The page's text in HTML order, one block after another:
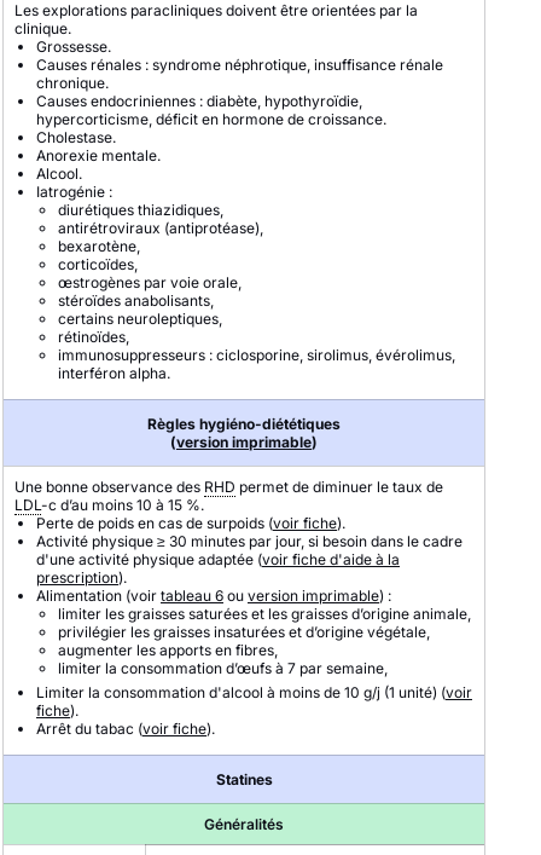
Les explorations paracliniques doivent être orientées par la
clinique.
Grossesse.
Causes rénales : syndrome néphrotique, insuffisance rénale
chronique.
Causes endocriniennes : diabète, hypothyroïdie,
hypercorticisme, déficit en hormone de croissance.
Cholestase.
Anorexie mentale.
Alcool.
Iatrogénie :
diurétiques thiazidiques,
antirétroviraux (antiprotéase),
bexarotène,
corticoïdes,
œstrogènes par voie orale,
stéroïdes anabolisants,
certains neuroleptiques,
rétinoïdes,
immunosuppresseurs : ciclosporine, sirolimus, évérolimus,
interféron alpha.
Règles hygiéno-diététiques
(version imprimable)
Une bonne observance des RHD permet de diminuer le taux de
LDL-c d’au moins 10 à 15 %.
Perte de poids en cas de surpoids (voir fiche).
Activité physique ≥ 30 minutes par jour, si besoin dans le cadre
d'une activité physique adaptée (voir fiche d'aide à la
prescription).
Alimentation (voir tableau 6 ou version imprimable) :
limiter les graisses saturées et les graisses d’origine animale,
privilégier les graisses insaturées et d’origine végétale,
augmenter les apports en fibres,
limiter la consommation d’œufs à 7 par semaine,
Limiter la consommation d'alcool à moins de 10 g/j (1 unité) (voir
fiche).
Arrêt du tabac (voir fiche).
Statines
Généralités